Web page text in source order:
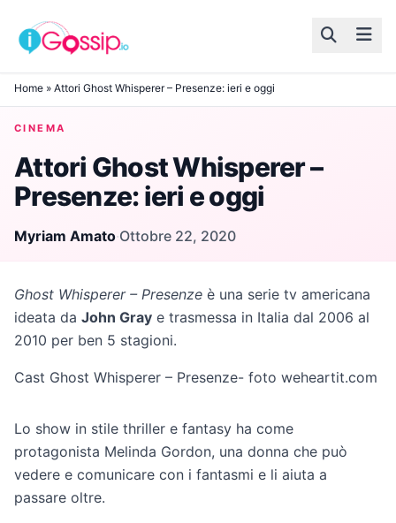
Skip to content
Home » Attori Ghost Whisperer – Presenze: ieri e oggi
CINEMA
Attori Ghost Whisperer –
Presenze: ieri e oggi
Myriam Amato·Ottobre 22, 2020
Ghost Whisperer – Presenze è una serie tv americana
ideata da John Gray e trasmessa in Italia dal 2006 al
2010 per ben 5 stagioni.
Cast Ghost Whisperer – Presenze- foto weheartit.com
Lo show in stile thriller e fantasy ha come
protagonista Melinda Gordon, una donna che può
vedere e comunicare con i fantasmi e li aiuta a
passare oltre.